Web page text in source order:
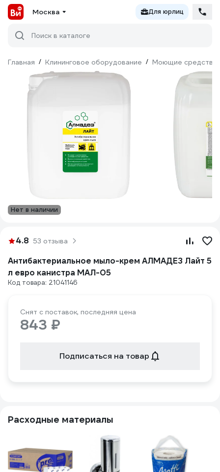
Москва Для юрлиц
Поиск в каталоге
Главная / Клининговое оборудование / Моющие средства
Нет в наличии
4.8 53 отзыва
Антибактериальное мыло-крем АЛМАДЕЗ Лайт 5
л евро канистра МАЛ-05
Код товара: 21041146
Снят с поставок, последняя цена
843 ₽
Подписаться на товар
Расходные материалы